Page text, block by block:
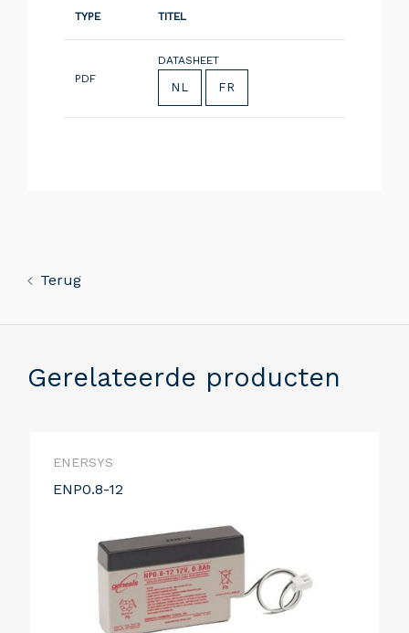
TYPE TITEL
PDF
DATASHEET
NL FR
Terug
Gerelateerde producten
ENERSYS
ENP0.8-12